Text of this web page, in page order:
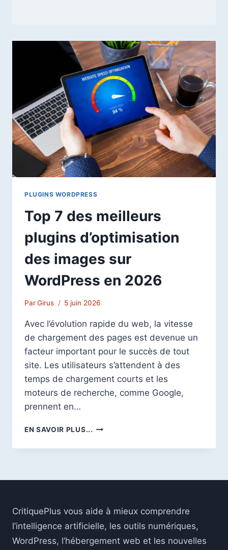
PLUGINS WORDPRESS
Top 7 des meilleurs
plugins d’optimisation
des images sur
WordPress en 2026
ParGirus 5 juin 2026
Avec l’évolution rapide du web, la vitesse
de chargement des pages est devenue un
facteur important pour le succès de tout
site. Les utilisateurs s’attendent à des
temps de chargement courts et les
moteurs de recherche, comme Google,
prennent en…
EN SAVOIR PLUS... TOP
DES
D’OPTIMISATION
SUR
WORDPRESS
2026
CritiquePlus vous aide à mieux comprendre
l’intelligence artificielle, les outils numériques,
WordPress, l’hébergement web et les nouvelles